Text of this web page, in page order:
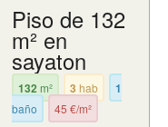
Piso de 132
m² en
sayaton
132 m² 3 hab 1
baño 45 €/m²